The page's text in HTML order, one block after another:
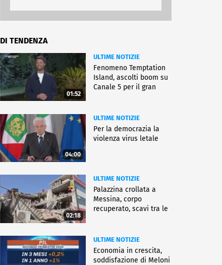
DI TENDENZA
01:52
ULTIME NOTIZIE
Fenomeno Temptation
Island, ascolti boom su
Canale 5 per il gran
04:00
ULTIME NOTIZIE
Per la democrazia la
violenza virus letale
02:18
ULTIME NOTIZIE
Palazzina crollata a
Messina, corpo
recuperato, scavi tra le
ULTIME NOTIZIE
Economia in crescita,
soddisfazione di Meloni